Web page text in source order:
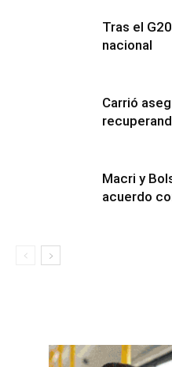
Tras el
nacional
Carrió
Macri y
acuerdo